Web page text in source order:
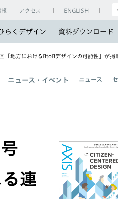
らくデザイン 資料ダウンロード
報 アクセス ENGLISH
地方におけるBtoBデザインの可能性」が掲
ニュース・イベント ニュース
連